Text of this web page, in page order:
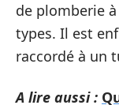
de plomberie
types. Il est
raccordé à un
A lire aussi :